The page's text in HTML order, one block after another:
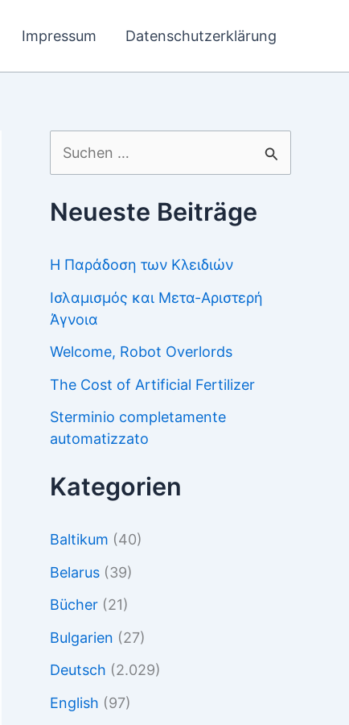
Impressum Datenschutzerklärung
Suchen
nach:
Neueste Beiträge
Η Παράδοση των Κλειδιών
Ισλαμισμός και Μετα-Αριστερή
Άγνοια
Welcome, Robot Overlords
The Cost of Artificial Fertilizer
Sterminio completamente
automatizzato
Kategorien
Baltikum (40)
Belarus (39)
Bücher (21)
Bulgarien (27)
Deutsch (2.029)
English (97)